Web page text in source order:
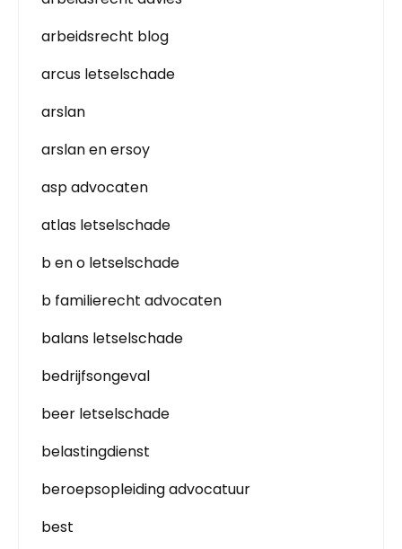
arbeidsrecht blog
arcus letselschade
arslan
arslan en ersoy
asp advocaten
atlas letselschade
b en o letselschade
b familierecht advocaten
balans letselschade
bedrijfsongeval
beer letselschade
belastingdienst
beroepsopleiding advocatuur
best